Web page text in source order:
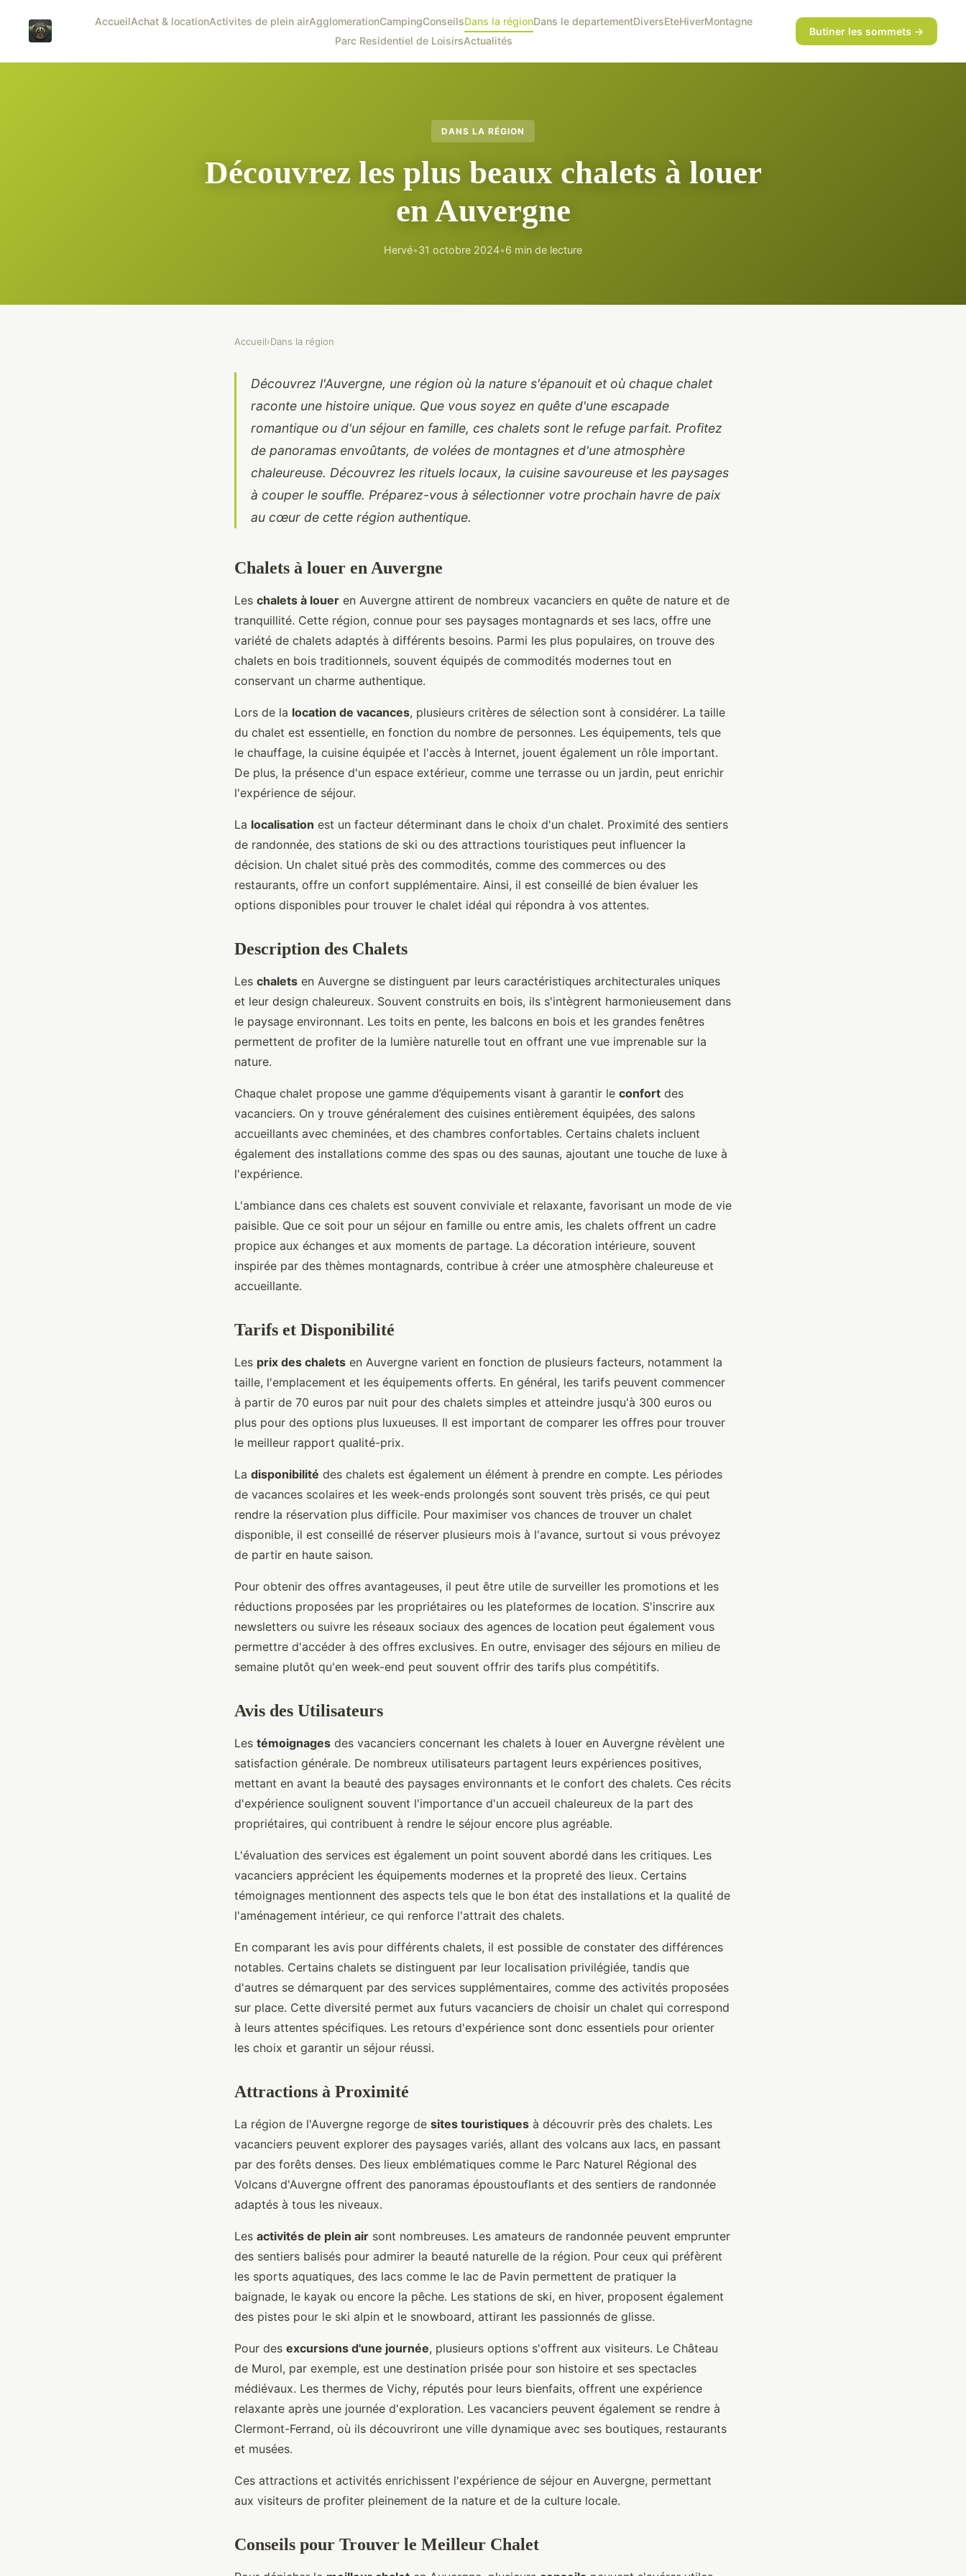
AccueilAchat & locationActivites de plein airAgglomerationCampingConseilsDans la régionDans le departementDiversEteHiverMontagne
Parc Residentiel de LoisirsActualités
Butiner les sommets →
DANS LA RÉGION
Découvrez les plus beaux chalets à louer
en Auvergne
Hervé•31 octobre 2024•6 min de lecture
Accueil›Dans la région
Découvrez l'Auvergne, une région où la nature s'épanouit et où chaque chalet
raconte une histoire unique. Que vous soyez en quête d'une escapade
romantique ou d'un séjour en famille, ces chalets sont le refuge parfait. Profitez
de panoramas envoûtants, de volées de montagnes et d'une atmosphère
chaleureuse. Découvrez les rituels locaux, la cuisine savoureuse et les paysages
à couper le souffle. Préparez-vous à sélectionner votre prochain havre de paix
au cœur de cette région authentique.
Chalets à louer en Auvergne
Les chalets à louer en Auvergne attirent de nombreux vacanciers en quête de nature et de
tranquillité. Cette région, connue pour ses paysages montagnards et ses lacs, offre une
variété de chalets adaptés à différents besoins. Parmi les plus populaires, on trouve des
chalets en bois traditionnels, souvent équipés de commodités modernes tout en
conservant un charme authentique.
Lors de la location de vacances, plusieurs critères de sélection sont à considérer. La taille
du chalet est essentielle, en fonction du nombre de personnes. Les équipements, tels que
le chauffage, la cuisine équipée et l'accès à Internet, jouent également un rôle important.
De plus, la présence d'un espace extérieur, comme une terrasse ou un jardin, peut enrichir
l'expérience de séjour.
La localisation est un facteur déterminant dans le choix d'un chalet. Proximité des sentiers
de randonnée, des stations de ski ou des attractions touristiques peut influencer la
décision. Un chalet situé près des commodités, comme des commerces ou des
restaurants, offre un confort supplémentaire. Ainsi, il est conseillé de bien évaluer les
options disponibles pour trouver le chalet idéal qui répondra à vos attentes.
Description des Chalets
Les chalets en Auvergne se distinguent par leurs caractéristiques architecturales uniques
et leur design chaleureux. Souvent construits en bois, ils s'intègrent harmonieusement dans
le paysage environnant. Les toits en pente, les balcons en bois et les grandes fenêtres
permettent de profiter de la lumière naturelle tout en offrant une vue imprenable sur la
nature.
Chaque chalet propose une gamme d’équipements visant à garantir le confort des
vacanciers. On y trouve généralement des cuisines entièrement équipées, des salons
accueillants avec cheminées, et des chambres confortables. Certains chalets incluent
également des installations comme des spas ou des saunas, ajoutant une touche de luxe à
l'expérience.
L'ambiance dans ces chalets est souvent conviviale et relaxante, favorisant un mode de vie
paisible. Que ce soit pour un séjour en famille ou entre amis, les chalets offrent un cadre
propice aux échanges et aux moments de partage. La décoration intérieure, souvent
inspirée par des thèmes montagnards, contribue à créer une atmosphère chaleureuse et
accueillante.
Tarifs et Disponibilité
Les prix des chalets en Auvergne varient en fonction de plusieurs facteurs, notamment la
taille, l'emplacement et les équipements offerts. En général, les tarifs peuvent commencer
à partir de 70 euros par nuit pour des chalets simples et atteindre jusqu'à 300 euros ou
plus pour des options plus luxueuses. Il est important de comparer les offres pour trouver
le meilleur rapport qualité-prix.
La disponibilité des chalets est également un élément à prendre en compte. Les périodes
de vacances scolaires et les week-ends prolongés sont souvent très prisés, ce qui peut
rendre la réservation plus difficile. Pour maximiser vos chances de trouver un chalet
disponible, il est conseillé de réserver plusieurs mois à l'avance, surtout si vous prévoyez
de partir en haute saison.
Pour obtenir des offres avantageuses, il peut être utile de surveiller les promotions et les
réductions proposées par les propriétaires ou les plateformes de location. S'inscrire aux
newsletters ou suivre les réseaux sociaux des agences de location peut également vous
permettre d'accéder à des offres exclusives. En outre, envisager des séjours en milieu de
semaine plutôt qu'en week-end peut souvent offrir des tarifs plus compétitifs.
Avis des Utilisateurs
Les témoignages des vacanciers concernant les chalets à louer en Auvergne révèlent une
satisfaction générale. De nombreux utilisateurs partagent leurs expériences positives,
mettant en avant la beauté des paysages environnants et le confort des chalets. Ces récits
d'expérience soulignent souvent l'importance d'un accueil chaleureux de la part des
propriétaires, qui contribuent à rendre le séjour encore plus agréable.
L'évaluation des services est également un point souvent abordé dans les critiques. Les
vacanciers apprécient les équipements modernes et la propreté des lieux. Certains
témoignages mentionnent des aspects tels que le bon état des installations et la qualité de
l'aménagement intérieur, ce qui renforce l'attrait des chalets.
En comparant les avis pour différents chalets, il est possible de constater des différences
notables. Certains chalets se distinguent par leur localisation privilégiée, tandis que
d'autres se démarquent par des services supplémentaires, comme des activités proposées
sur place. Cette diversité permet aux futurs vacanciers de choisir un chalet qui correspond
à leurs attentes spécifiques. Les retours d'expérience sont donc essentiels pour orienter
les choix et garantir un séjour réussi.
Attractions à Proximité
La région de l'Auvergne regorge de sites touristiques à découvrir près des chalets. Les
vacanciers peuvent explorer des paysages variés, allant des volcans aux lacs, en passant
par des forêts denses. Des lieux emblématiques comme le Parc Naturel Régional des
Volcans d'Auvergne offrent des panoramas époustouflants et des sentiers de randonnée
adaptés à tous les niveaux.
Les activités de plein air sont nombreuses. Les amateurs de randonnée peuvent emprunter
des sentiers balisés pour admirer la beauté naturelle de la région. Pour ceux qui préfèrent
les sports aquatiques, des lacs comme le lac de Pavin permettent de pratiquer la
baignade, le kayak ou encore la pêche. Les stations de ski, en hiver, proposent également
des pistes pour le ski alpin et le snowboard, attirant les passionnés de glisse.
Pour des excursions d'une journée, plusieurs options s'offrent aux visiteurs. Le Château
de Murol, par exemple, est une destination prisée pour son histoire et ses spectacles
médiévaux. Les thermes de Vichy, réputés pour leurs bienfaits, offrent une expérience
relaxante après une journée d'exploration. Les vacanciers peuvent également se rendre à
Clermont-Ferrand, où ils découvriront une ville dynamique avec ses boutiques, restaurants
et musées.
Ces attractions et activités enrichissent l'expérience de séjour en Auvergne, permettant
aux visiteurs de profiter pleinement de la nature et de la culture locale.
Conseils pour Trouver le Meilleur Chalet